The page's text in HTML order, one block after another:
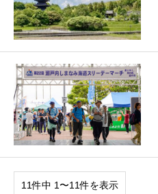
11件中 1〜11件を表示